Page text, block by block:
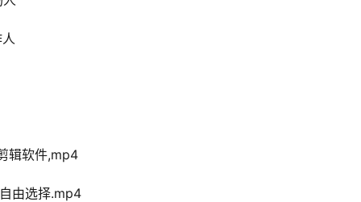
辑软件,mp4
由选择.mp4